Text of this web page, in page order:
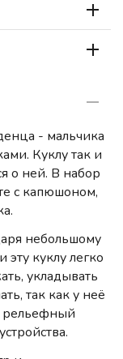
- мальчика
Куклу так и
о ней. В набор
с капюшоном,
небольшому
куклу легко
укладывать
так как у неё
рельефный